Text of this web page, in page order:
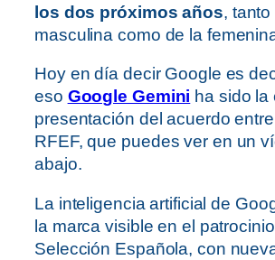
los dos próximos años, tanto
masculina como de la
Hoy en día decir Google es
eso Google Gemini ha sido la
presentación del acuerdo
RFEF, que puedes ver en un
abajo.
La inteligencia artificial de
la marca visible en el
Selección Española, con